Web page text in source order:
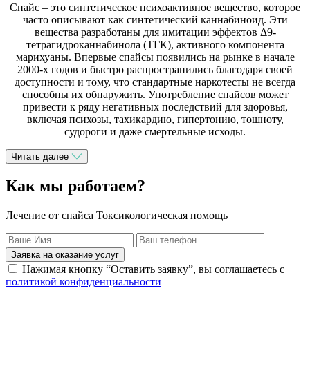
Спайс – это синтетическое психоактивное вещество, которое
часто описывают как синтетический каннабиноид. Эти
вещества разработаны для имитации эффектов Δ9-
тетрагидроканнабинола (ТГК), активного компонента
марихуаны. Впервые спайсы появились на рынке в начале
2000-х годов и быстро распространились благодаря своей
доступности и тому, что стандартные наркотесты не всегда
способны их обнаружить. Употребление спайсов может
привести к ряду негативных последствий для здоровья,
включая психозы, тахикардию, гипертонию, тошноту,
судороги и даже смертельные исходы.
Читать далее
Как мы работаем?
Лечение от спайса Токсикологическая помощь
Заявка на оказание услуг
Нажимая кнопку “Оставить заявку”, вы соглашаетесь с
политикой конфиденциальности